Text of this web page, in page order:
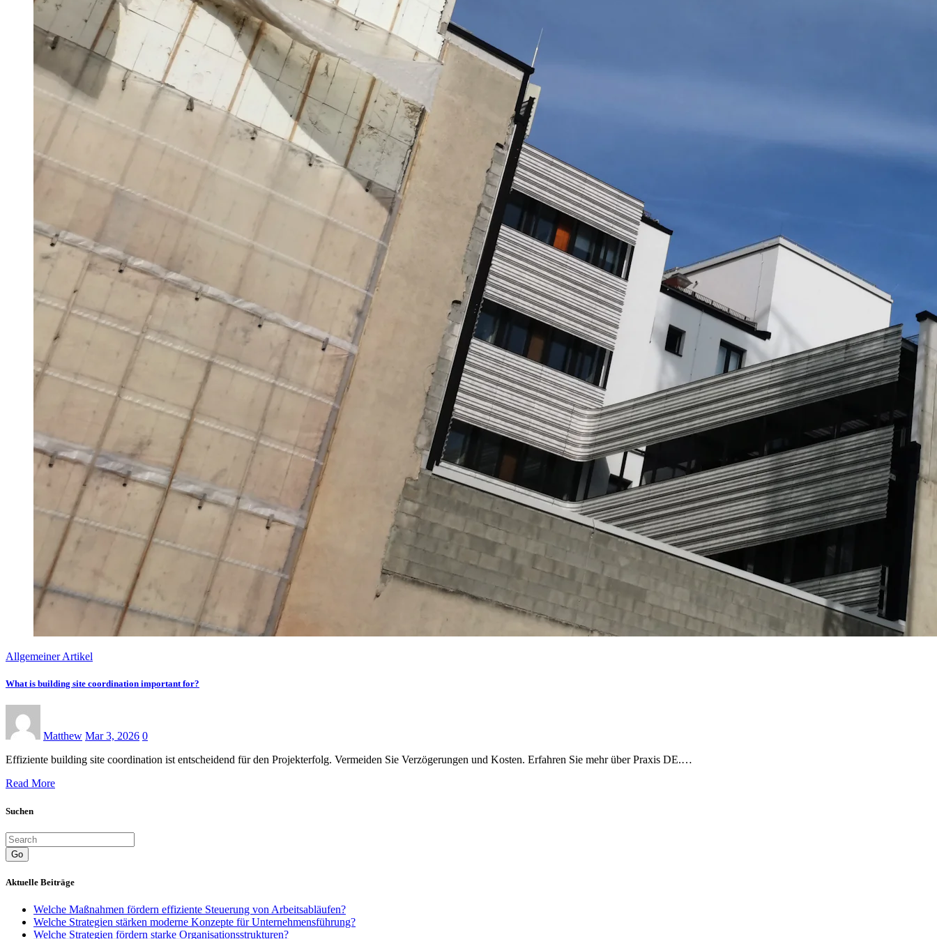
Allgemeiner Artikel
What is building site coordination important for?
Matthew Mar 3, 2026 0
Effiziente building site coordination ist entscheidend für den Projekterfolg. Vermeiden Sie Verzögerungen und Kosten. Erfahren Sie mehr über Praxis DE.…
Read More
Suchen
Go
Aktuelle Beiträge
Welche Maßnahmen fördern effiziente Steuerung von Arbeitsabläufen?
Welche Strategien stärken moderne Konzepte für Unternehmensführung?
Welche Strategien fördern starke Organisationsstrukturen?